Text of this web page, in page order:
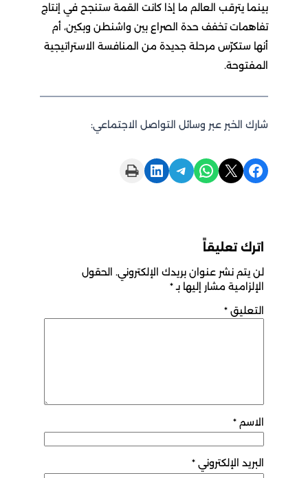
بينما يترقب العالم ما إذا كانت القمة ستنجح في إنتاج
تفاهمات تخفف حدة الصراع بين واشنطن وبكين، أم
أنها ستكرّس مرحلة جديدة من المنافسة الاستراتيجية
المفتوحة.
شارك الخبر عبر وسائل التواصل الاجتماعي:
Share on Facebook
Share on X
Share on WhatsApp
Share on Telegram
Share on LinkedIn
Print this Page
اترك تعليقاً
لن يتم نشر عنوان بريدك الإلكتروني. الحقول
الإلزامية مشار إليها بـ*
التعليق *
الاسم *
البريد الإلكتروني *